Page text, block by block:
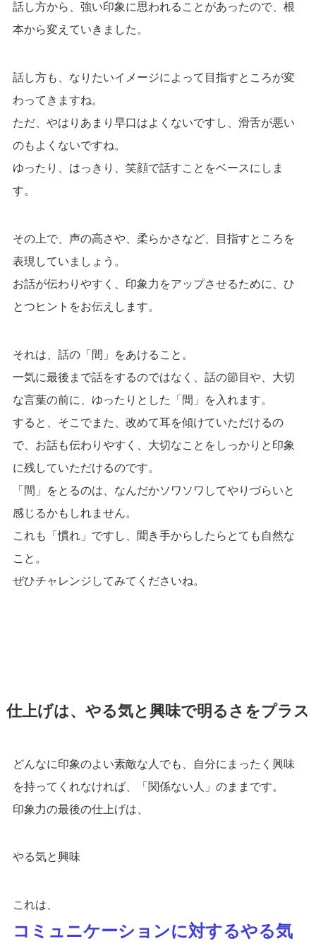
話し方から、強い印象に思われることがあったので、根
本から変えていきました。
話し方も、なりたいイメージによって目指すところが変
わってきますね。
ただ、やはりあまり早口はよくないですし、滑舌が悪い
のもよくないですね。
ゆったり、はっきり、笑顔で話すことをベースにしま
す。
その上で、声の高さや、柔らかさなど、目指すところを
表現していましょう。
お話が伝わりやすく、印象力をアップさせるために、ひ
とつヒントをお伝えします。
それは、話の「間」をあけること。
一気に最後まで話をするのではなく、話の節目や、大切
な言葉の前に、ゆったりとした「間」を入れます。
すると、そこでまた、改めて耳を傾けていただけるの
で、お話も伝わりやすく、大切なことをしっかりと印象
に残していただけるのです。
「間」をとるのは、なんだかソワソワしてやりづらいと
感じるかもしれません。
これも「慣れ」ですし、聞き手からしたらとても自然な
こと。
ぜひチャレンジしてみてくださいね。
仕上げは、やる気と興味で明るさをプラス
どんなに印象のよい素敵な人でも、自分にまったく興味
を持ってくれなければ、「関係ない人」のままです。
印象力の最後の仕上げは、
やる気と興味
これは、
コミュニケーションに対するやる気